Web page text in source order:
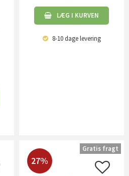
LÆG I KURVEN
8-10 dagelevering
27%
Gratis fragt